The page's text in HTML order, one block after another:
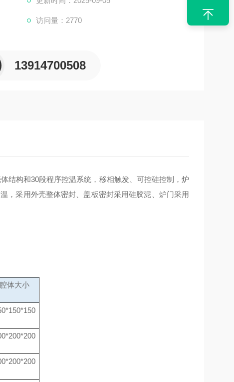
访问量：2770
13914700508
结构和30段程序控温系统，移相触发、可控硅控制，炉
，采用外壳整体密封、盖板密封采用硅胶泥、炉门采用
腔体大小